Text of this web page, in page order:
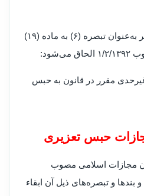
ماده۳- یک تبصره به‌شرح زیر به‌عنوان تبصره (۶) به ماده (۱۹)
:
غیرحدی مقرر در قانون به حبس
حبس تعزیری
ماده (۲۳) قانون مجازات اسلامی مصوب
و بندها و تبصره‌های ذیل آن ابقاء